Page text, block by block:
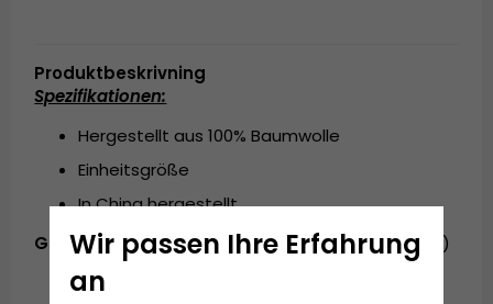
Produktbeskrivning
Spezifikationen:
Hergestellt aus 100% Baumwolle
Einheitsgröße
In China hergestellt
Grösseninformationen: 55 cm - 60 cm (ONE SIZE)
Wir passen Ihre Erfahrung
an